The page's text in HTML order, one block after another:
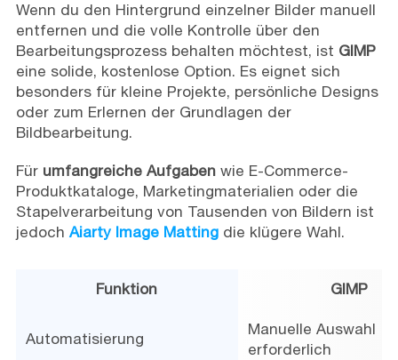
Wenn du den Hintergrund einzelner Bilder manuell
entfernen und die volle Kontrolle über den
Bearbeitungsprozess behalten möchtest, ist GIMP
eine solide, kostenlose Option. Es eignet sich
besonders für kleine Projekte, persönliche Designs
oder zum Erlernen der Grundlagen der
Bildbearbeitung.
Für umfangreiche Aufgabenwie E-Commerce-
Produktkataloge, Marketingmaterialien oder die
Stapelverarbeitung von Tausenden von Bildern ist
jedoch Aiarty Image Mattingdie klügere Wahl.
Funktion GIMP
Automatisierung
Manuelle Auswahl
erforderlich